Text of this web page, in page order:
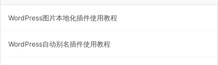
WordPress图片本地化插件使用教程
WordPress自动别名插件使用教程